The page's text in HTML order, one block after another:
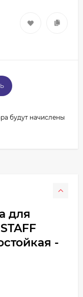
будут начислены
для
-